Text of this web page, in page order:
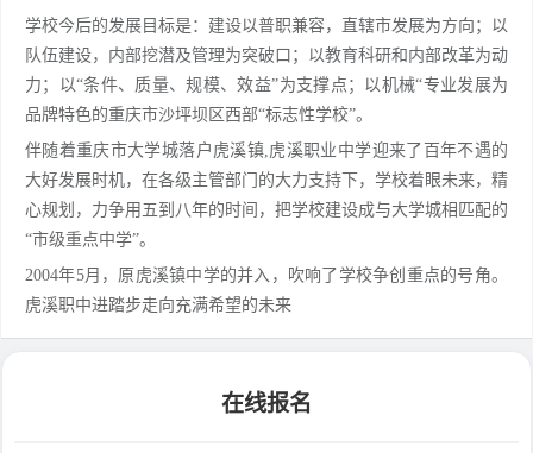
学校今后的发展目标是：建设以普职兼容，直辖市发展为方向；以
队伍建设，内部挖潜及管理为突破口；以教育科研和内部改革为动
力；以“条件、质量、规模、效益”为支撑点；以机械“专业发展为
品牌特色的重庆市沙坪坝区西部“标志性学校”。
伴随着重庆市大学城落户虎溪镇,虎溪职业中学迎来了百年不遇的
大好发展时机，在各级主管部门的大力支持下，学校着眼未来，精
心规划，力争用五到八年的时间，把学校建设成与大学城相匹配的
“市级重点中学”。
2004年5月，原虎溪镇中学的并入，吹响了学校争创重点的号角。
虎溪职中进踏步走向充满希望的未来
在线报名